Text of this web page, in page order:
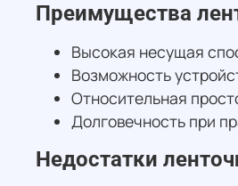
Преимущества
Высокая несущая
Возможность
Относительная
Долговечность при
Недостатки